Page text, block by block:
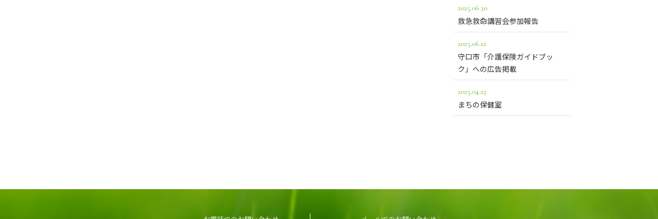
2025.06.30
救急救命講習会参加報告
2025.06.12
守口市「介護保険ガイドブッ
ク」への広告掲載
2025.04.23
まちの保健室